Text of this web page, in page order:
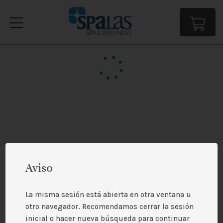
Todos Los Servicios
Remodelings
Estética Corporal
Faciales
Aviso
La misma sesión está abierta en otra ventana u
otro navegador. Recomendamos cerrar la sesión
inicial o hacer nueva búsqueda para continuar